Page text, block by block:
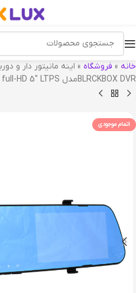
خانه » فروشگاه »
BLRCKBOX DVRمدل full-HD 5″ LTPS
اتمام موجودی